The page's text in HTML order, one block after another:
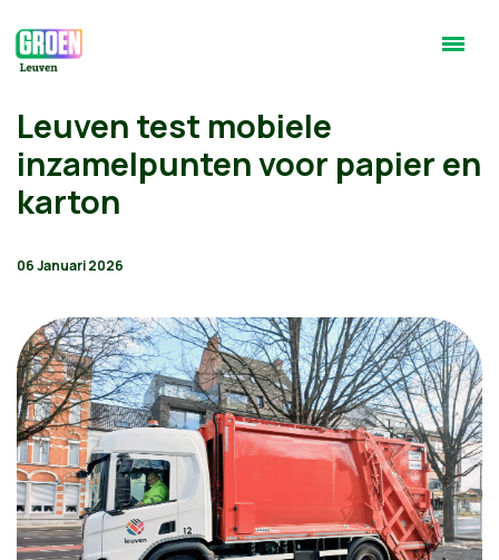
Leuven test mobiele
inzamelpunten voor papier en
karton
06 Januari 2026